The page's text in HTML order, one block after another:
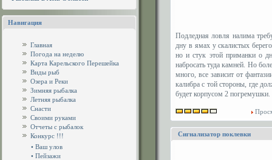
Навигация
Главная
Погода на неделю
Карта Карельского Перешейка
Виды рыб
Озера и Реки
Зимняя рыбалка
Летняя рыбалка
Снасти
Своими руками
Отчеты с рыбалок
Конкурс !!!
• Ваш улов
• Пейзажи
Подледная ловля налима
дну в ямах у скалистых
но и стук этой приманки о
набросать туда камней. Но
много, все зависит от
калибра с той стороны, где
будет корпусом 2
Сигнализатор поклевки